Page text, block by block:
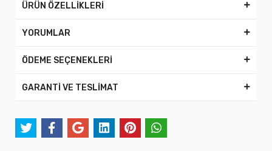
ÜRÜN ÖZELLİKLERİ
YORUMLAR
ÖDEME SEÇENEKLERİ
GARANTİ VE TESLİMAT